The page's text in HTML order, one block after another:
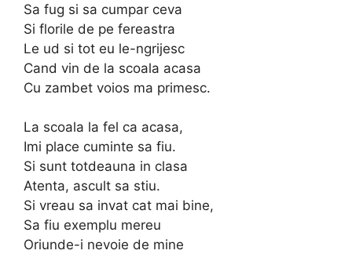
Sa fug si sa cumpar ceva
Si florile de pe fereastra
Le ud si tot eu le-ngrijesc
Cand vin de la scoala acasa
Cu zambet voios ma primesc.
La scoala la fel ca acasa,
Imi place cuminte sa fiu.
Si sunt totdeauna in clasa
Atenta, ascult sa stiu.
Si vreau sa invat cat mai bine,
Sa fiu exemplu mereu
Oriunde-i nevoie de mine